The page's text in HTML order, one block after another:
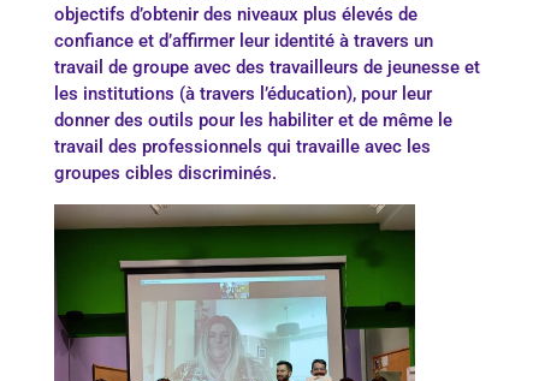
objectifs d’obtenir des niveaux plus élevés de
confiance et d’affirmer leur identité à travers un
travail de groupe avec des travailleurs de jeunesse et
les institutions (à travers l’éducation), pour leur
donner des outils pour les habiliter et de même le
travail des professionnels qui travaille avec les
groupes cibles discriminés.